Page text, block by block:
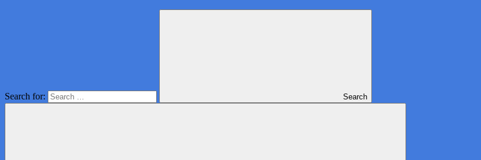
Search for: Search